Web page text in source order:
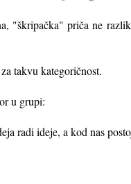
"škripačka" priča ne
takvu kategoričnost.
u grupi:
radi ideje, a kod nas